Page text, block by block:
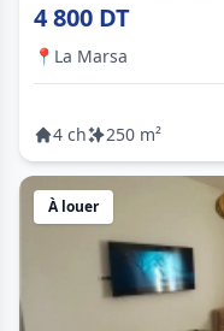
4 800 DT
📍 La Marsa
4 ch 250 m²
À louer